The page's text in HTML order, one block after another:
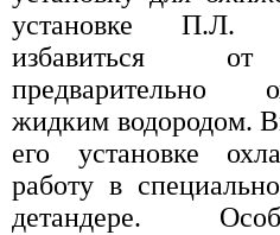
установке П.Л.
избавиться от
предварительно
жидким водородом.
его установке
работу в
детандере.